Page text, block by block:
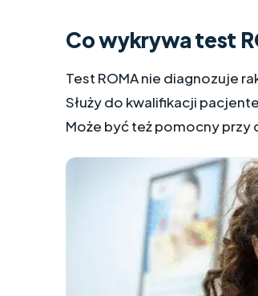
Co wykrywa test
Test ROMA nie diagnozuje
Służy do kwalifikacji
Może być też pomocny